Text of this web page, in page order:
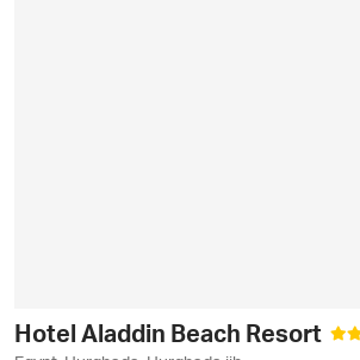
Hotel Aladdin Beach Resort